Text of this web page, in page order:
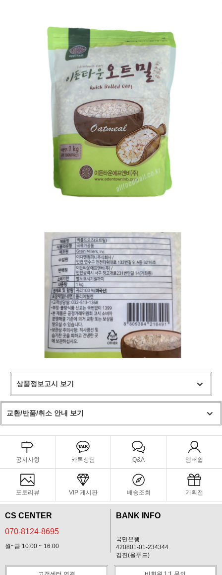
상품정보고시 보기
교환/반품/취소 안내 보기
공지사항 카톡상담 Q&A 멤버쉽
포토리뷰 VIP 게시판 배송조회 기획전
CS CENTER
070-8124-8695
월~금 10:00 ~ 16:00
BANK INFO
국민은행
420801-01-234344
김진(올푸드)